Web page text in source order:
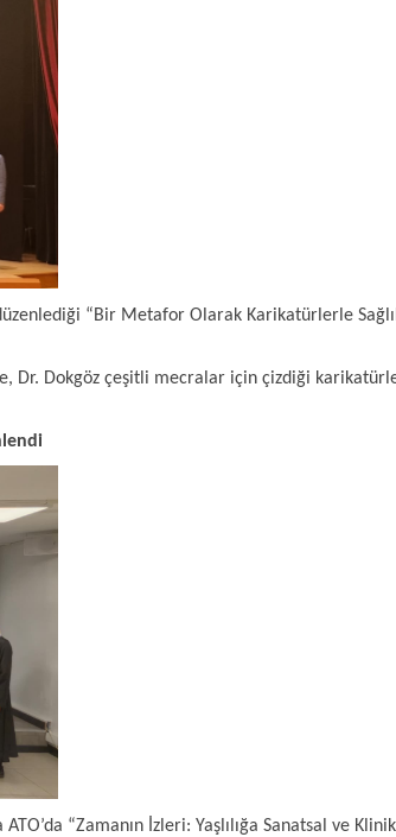
“Bir Metafor Olarak Karikatürlerle
Dr. Dokgöz çeşitli mecralar için çizdiği
“Zamanın İzleri: Yaşlılığa Sanatsal ve